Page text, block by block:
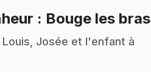
: Bouge les bras.
Josée et l'enfant à